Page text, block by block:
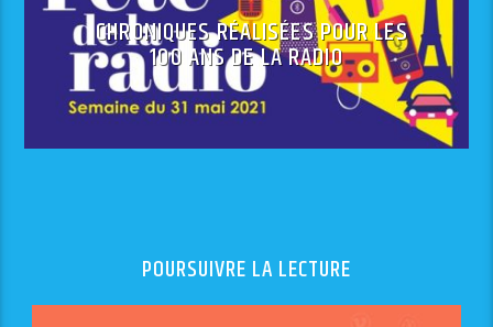
CHRONIQUES RÉALISÉES POUR LES
100 ANS DE LA RADIO
POURSUIVRE LA LECTURE